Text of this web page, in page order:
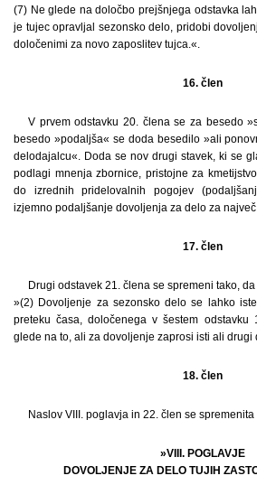
(7) Ne glede na določbo prejšnjega odstavka
je tujec opravljal sezonsko delo, pridobi
določenimi za novo zaposlitev tujca.«.
16. člen
V prvem odstavku 20. člena se za besedo
besedo »podaljša« se doda besedilo »ali
delodajalcu«. Doda se nov drugi stavek, ki se
podlagi mnenja zbornice, pristojne za
do izrednih pridelovalnih pogojev
izjemno podaljšanje dovoljenja za delo za največ
17. člen
Drugi odstavek 21. člena se spremeni tako,
»(2) Dovoljenje za sezonsko delo se lahko
preteku časa, določenega v šestem odstavku
glede na to, ali za dovoljenje zaprosi isti ali drugi
18. člen
Naslov VIII. poglavja in 22. člen se
»VIII. POGLAVJE
DOVOLJENJE ZA DELO TUJIH